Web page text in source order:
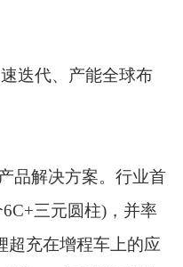
迭代、产能全球布
品解决方案。行业首
三元圆柱)，并率
超充在增程车上的应